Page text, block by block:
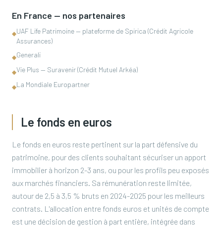
En France — nos partenaires
◆UAF Life Patrimoine — plateforme de Spirica (Crédit Agricole
Assurances)
◆Generali
◆Vie Plus — Suravenir (Crédit Mutuel Arkéa)
◆La Mondiale Europartner
Le fonds en euros
Le fonds en euros reste pertinent sur la part défensive du
patrimoine, pour des clients souhaitant sécuriser un apport
immobilier à horizon 2-3 ans, ou pour les profils peu exposés
aux marchés financiers. Sa rémunération reste limitée,
autour de 2,5 à 3,5 % bruts en 2024-2025 pour les meilleurs
contrats. L'allocation entre fonds euros et unités de compte
est une décision de gestion à part entière, intégrée dans